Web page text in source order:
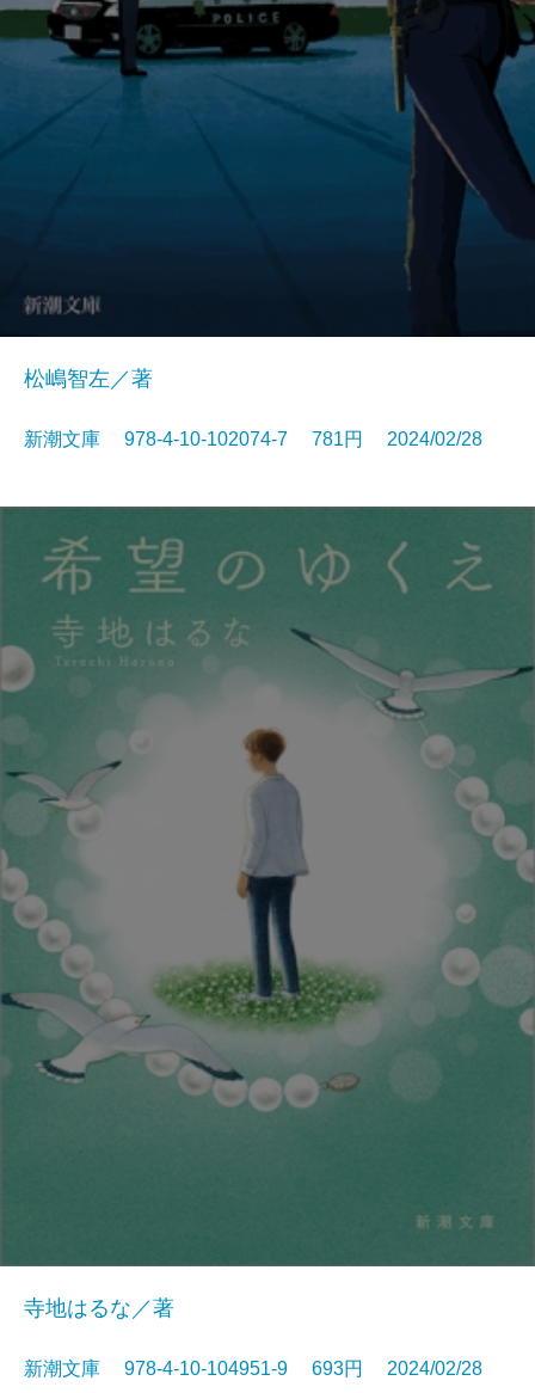
松嶋智左／著
新潮文庫 978-4-10-102074-7 781円 2024/02/28
寺地はるな／著
新潮文庫 978-4-10-104951-9 693円 2024/02/28